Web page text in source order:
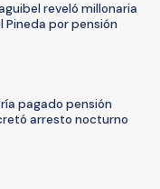
reveló millonaria
Pineda por pensión
pagado pensión
arresto nocturno